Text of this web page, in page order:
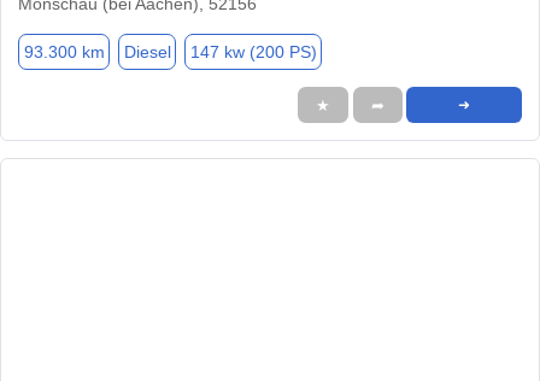
Monschau (bei Aachen), 52156
93.300 km Diesel 147 kw (200 PS)
★ ➦ ➜